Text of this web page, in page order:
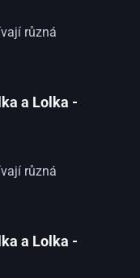
různá
a Lolka -
různá
a Lolka -